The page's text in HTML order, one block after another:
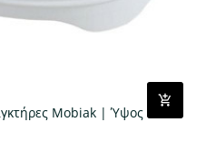
Mobiak | Ύψος